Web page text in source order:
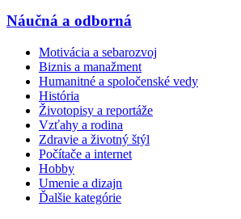
Náučná a odborná
Motivácia a sebarozvoj
Biznis a manažment
Humanitné a spoločenské vedy
História
Životopisy a reportáže
Vzťahy a rodina
Zdravie a životný štýl
Počítače a internet
Hobby
Umenie a dizajn
Ďalšie kategórie